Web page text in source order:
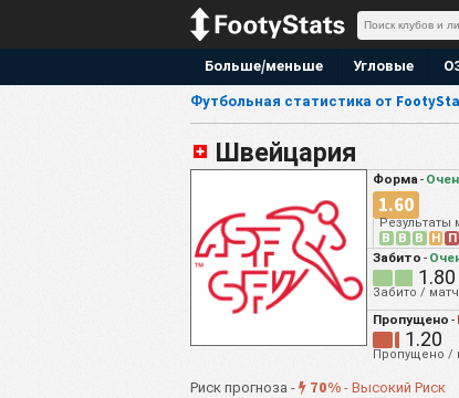
Больше/меньше Угловые
Футбольная статистика от
Швейцария
Форма -
1.60
Результаты
В В В Н П
Забито -
1.80
Забито / матч
Пропущено -
1.20
Пропущено /
Риск прогноза - 70% - Высокий Риск